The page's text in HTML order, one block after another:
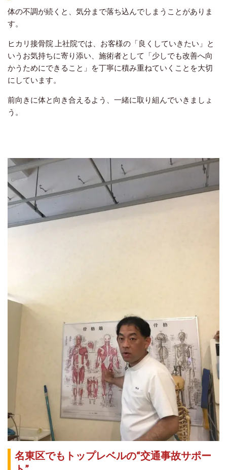
体の不調が続くと、気分まで落ち込んでしまうことがありま
す。
ヒカリ接骨院 上社院では、お客様の「良くしていきたい」と
いうお気持ちに寄り添い、施術者として「少しでも改善へ向
かうためにできること」を丁寧に積み重ねていくことを大切
にしています。
前向きに体と向き合えるよう、一緒に取り組んでいきましょ
う。
名東区でもトップレベルの“交通事故サポー